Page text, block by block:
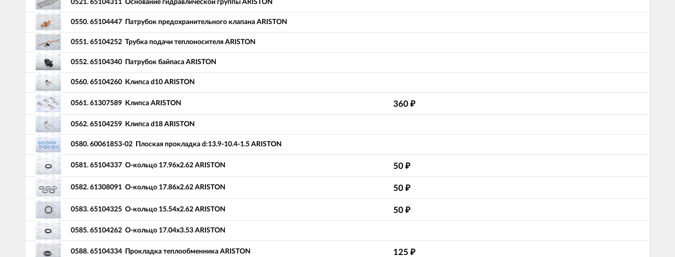
0521. 65104311 Основание гидравлической группы ARISTON
0550. 65104447 Патрубок предохранительного клапана ARISTON
0551. 65104252 Трубка подачи теплоносителя ARISTON
0552. 65104340 Патрубок байпаса ARISTON
0560. 65104260 Клипса d10 ARISTON
0561. 61307589 Клипса ARISTON 360 ₽
0562. 65104259 Клипса d18 ARISTON
0580. 60061853-02 Плоская прокладка d:13.9-10.4-1.5 ARISTON
0581. 65104337 О-кольцо 17.96x2.62 ARISTON 50 ₽
0582. 61308091 О-кольцо 17.86x2.62 ARISTON 50 ₽
0583. 65104325 О-кольцо 15.54x2.62 ARISTON 50 ₽
0585. 65104262 О-кольцо 17.04x3.53 ARISTON
0588. 65104334 Прокладка теплообменника ARISTON 125 ₽